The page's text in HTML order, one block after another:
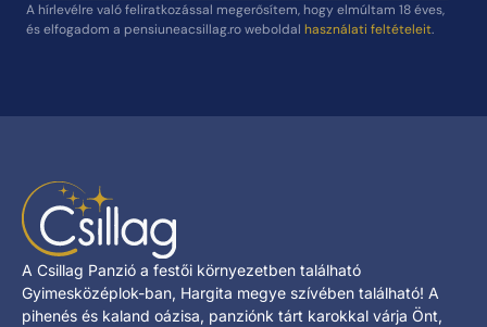
A hírlevélre való feliratkozással megerősítem, hogy elmúltam 18 éves,
és elfogadom a pensiuneacsillag.ro weboldal használati feltételeit.
A Csillag Panzió a festői környezetben található
Gyimesközéplok-ban, Hargita megye szívében található! A
pihenés és kaland oázisa, panziónk tárt karokkal várja Önt,